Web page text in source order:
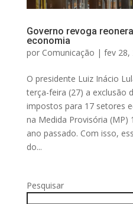
Governo revoga
economia
por Comunicação | fev 28,
O presidente Luiz Inácio
terça-feira (27) a exclusão
impostos para 17 setores
na Medida Provisória (MP)
ano passado. Com isso,
do...
Pesquisar